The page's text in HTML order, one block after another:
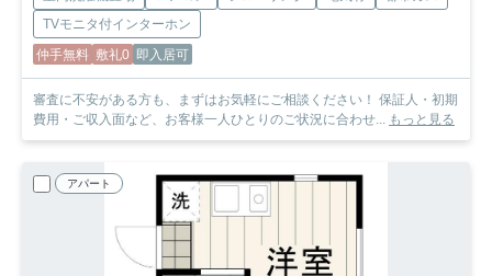
TVモニタ付インターホン
仲手無料 敷礼0 即入居可
審査に不安がある方も、まずはお気軽にご相談ください！ 保証人・初期
費用・ご収入面など、お客様一人ひとりのご状況に合わせ... もっと見る
アパート